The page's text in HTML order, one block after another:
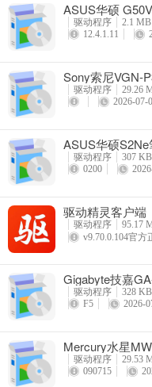
ASUS华硕
驱动程序
2.1 MB
12.4.1.11
Sony索尼VGN-
驱动
驱动程序
29.26
2026-07-
ASUS华硕
驱动程序
307 KB
0200
驱动精灵客户端
驱动程序
95.17
v9.70.0.104官方
Gigabyte技嘉
驱动程序
328 KB
F5
2026-
Mercury水星
驱动程序
29.53
090715